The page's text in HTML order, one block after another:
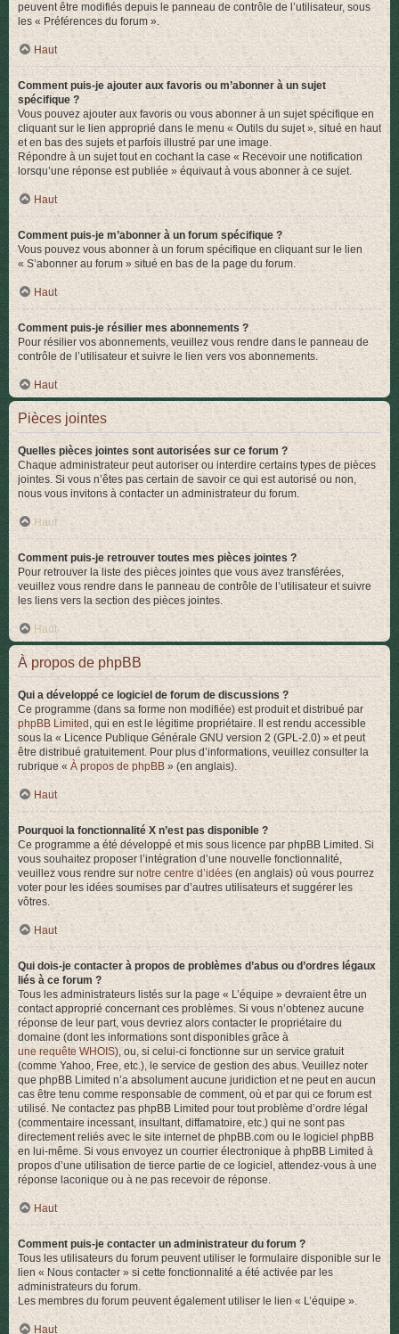
peuvent être modifiés depuis le panneau de contrôle de l’utilisateur, sous
les « Préférences du forum ».
Haut
Comment puis-je ajouter aux favoris ou m’abonner à un sujet
spécifique ?
Vous pouvez ajouter aux favoris ou vous abonner à un sujet spécifique en
cliquant sur le lien approprié dans le menu « Outils du sujet », situé en haut
et en bas des sujets et parfois illustré par une image.
Répondre à un sujet tout en cochant la case « Recevoir une notification
lorsqu’une réponse est publiée » équivaut à vous abonner à ce sujet.
Haut
Comment puis-je m’abonner à un forum spécifique ?
Vous pouvez vous abonner à un forum spécifique en cliquant sur le lien
« S’abonner au forum » situé en bas de la page du forum.
Haut
Comment puis-je résilier mes abonnements ?
Pour résilier vos abonnements, veuillez vous rendre dans le panneau de
contrôle de l’utilisateur et suivre le lien vers vos abonnements.
Haut
Pièces jointes
Quelles pièces jointes sont autorisées sur ce forum ?
Chaque administrateur peut autoriser ou interdire certains types de pièces
jointes. Si vous n’êtes pas certain de savoir ce qui est autorisé ou non,
nous vous invitons à contacter un administrateur du forum.
Haut
Comment puis-je retrouver toutes mes pièces jointes ?
Pour retrouver la liste des pièces jointes que vous avez transférées,
veuillez vous rendre dans le panneau de contrôle de l’utilisateur et suivre
les liens vers la section des pièces jointes.
Haut
À propos de phpBB
Qui a développé ce logiciel de forum de discussions ?
Ce programme (dans sa forme non modifiée) est produit et distribué par
phpBB Limited , qui en est le légitime propriétaire. Il est rendu accessible
sous la « Licence Publique Générale GNU version 2 (GPL-2.0) » et peut
être distribué gratuitement. Pour plus d’informations, veuillez consulter la
rubrique « À propos de phpBB » (en anglais).
Haut
Pourquoi la fonctionnalité X n’est pas disponible ?
Ce programme a été développé et mis sous licence par phpBB Limited. Si
vous souhaitez proposer l’intégration d’une nouvelle fonctionnalité,
veuillez vous rendre sur notre centre d’idées (en anglais) où vous pourrez
voter pour les idées soumises par d’autres utilisateurs et suggérer les
vôtres.
Haut
Qui dois-je contacter à propos de problèmes d’abus ou d’ordres légaux
liés à ce forum ?
Tous les administrateurs listés sur la page « L’équipe » devraient être un
contact approprié concernant ces problèmes. Si vous n’obtenez aucune
réponse de leur part, vous devriez alors contacter le propriétaire du
domaine (dont les informations sont disponibles grâce à
une requête WHOIS), ou, si celui-ci fonctionne sur un service gratuit
(comme Yahoo, Free, etc.), le service de gestion des abus. Veuillez noter
que phpBB Limited n’a absolument aucune juridiction et ne peut en aucun
cas être tenu comme responsable de comment, où et par qui ce forum est
utilisé. Ne contactez pas phpBB Limited pour tout problème d’ordre légal
(commentaire incessant, insultant, diffamatoire, etc.) qui ne sont pas
directement reliés avec le site internet de phpBB.com ou le logiciel phpBB
en lui-même. Si vous envoyez un courrier électronique à phpBB Limited à
propos d’une utilisation de tierce partie de ce logiciel, attendez-vous à une
réponse laconique ou à ne pas recevoir de réponse.
Haut
Comment puis-je contacter un administrateur du forum ?
Tous les utilisateurs du forum peuvent utiliser le formulaire disponible sur le
lien « Nous contacter » si cette fonctionnalité a été activée par les
administrateurs du forum.
Les membres du forum peuvent également utiliser le lien « L’équipe ».
Haut